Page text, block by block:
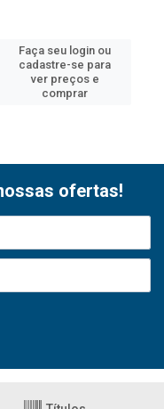
Faça seu login ou
cadastre-se para
ver preços e
comprar
ofertas!